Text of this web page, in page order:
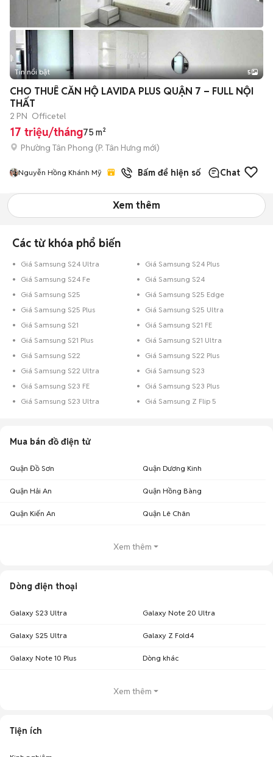
Tin nổi bật 5
CHO THUÊ CĂN HỘ LAVIDA PLUS QUẬN 7 – FULL NỘI
THẤT
2 PN Officetel
17 triệu/tháng75 m²
Phường Tân Phong (P. Tân Hưng mới)
Nguyễn Hồng Khánh Mỹ đã bánBấm để hiện số Chat
Xem thêm
Các từ khóa phổ biến
Giá Samsung S24 Ultra
Giá Samsung S24 Plus
Giá Samsung S24 Fe
Giá Samsung S24
Giá Samsung S25
Giá Samsung S25 Edge
Giá Samsung S25 Plus
Giá Samsung S25 Ultra
Giá Samsung S21
Giá Samsung S21 FE
Giá Samsung S21 Plus
Giá Samsung S21 Ultra
Giá Samsung S22
Giá Samsung S22 Plus
Giá Samsung S22 Ultra
Giá Samsung S23
Giá Samsung S23 FE
Giá Samsung S23 Plus
Giá Samsung S23 Ultra
Giá Samsung Z Flip 5
Mua bán đồ điện tử
Quận Đồ Sơn Quận Dương Kinh
Quận Hải An Quận Hồng Bàng
Quận Kiến An Quận Lê Chân
Xem thêm
Dòng điện thoại
Galaxy S23 Ultra Galaxy Note 20 Ultra
Galaxy S25 Ultra Galaxy Z Fold4
Galaxy Note 10 Plus Dòng khác
Xem thêm
Tiện ích